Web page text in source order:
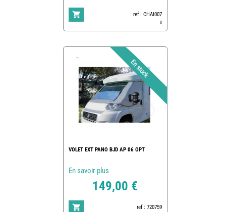
ref : CHAI007
0
VOLET EXT PANO BJD AP 06 OPT
En savoir plus
149,00 €
ref : 720759